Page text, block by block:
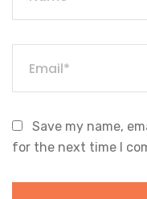
Save my name,
for the next time I